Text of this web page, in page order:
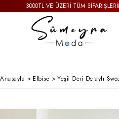
3000TL VE ÜZERİ TÜM
Anasayfa > Elbise > Yeşil Deri Detaylı